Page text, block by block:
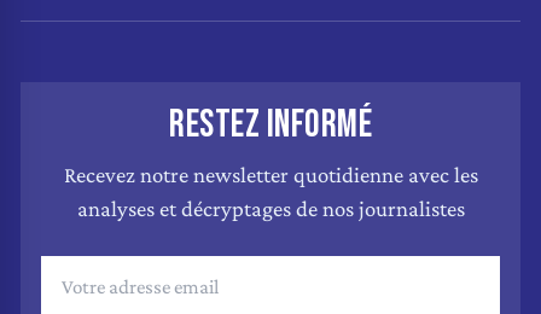
RESTEZ INFORMÉ
Recevez notre newsletter quotidienne avec les
analyses et décryptages de nos journalistes